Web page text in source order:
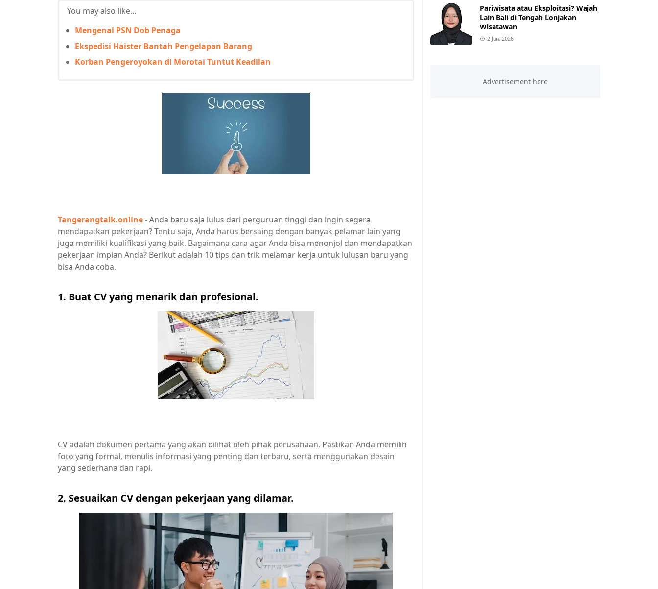
You may also like...
Mengenal PSN Dob Penaga
Ekspedisi Haister Bantah Pengelapan Barang
Korban Pengeroyokan di Morotai Tuntut Keadilan
Tangerangtalk.online-Anda baru saja lulus dari perguruan tinggi dan ingin segera
mendapatkan pekerjaan? Tentu saja, Anda harus bersaing dengan banyak pelamar lain yang
juga memiliki kualifikasi yang baik. Bagaimana cara agar Anda bisa menonjol dan mendapatkan
pekerjaan impian Anda? Berikut adalah 10 tips dan trik melamar kerja untuk lulusan baru yang
bisa Anda coba.
1. Buat CV yang menarik dan profesional.
CV adalah dokumen pertama yang akan dilihat oleh pihak perusahaan. Pastikan Anda memilih
foto yang formal, menulis informasi yang penting dan terbaru, serta menggunakan desain
yang sederhana dan rapi.
2. Sesuaikan CV dengan pekerjaan yang dilamar.
Pariwisata atau Eksploitasi? Wajah
Lain Bali di Tengah Lonjakan
Wisatawan
2 Jun, 2026